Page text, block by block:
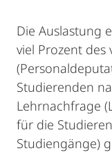
Die Auslastung
viel Prozent
Studierenden
Lehrnachfrage
für die
Studiengänge)